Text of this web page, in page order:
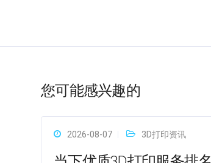
您可能感兴趣的
2026-08-07 3D打印资讯